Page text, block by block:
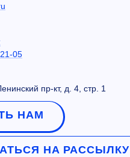
05
пр-кт, д. 4, стр. 1
НАМ
НА РАССЫЛКУ